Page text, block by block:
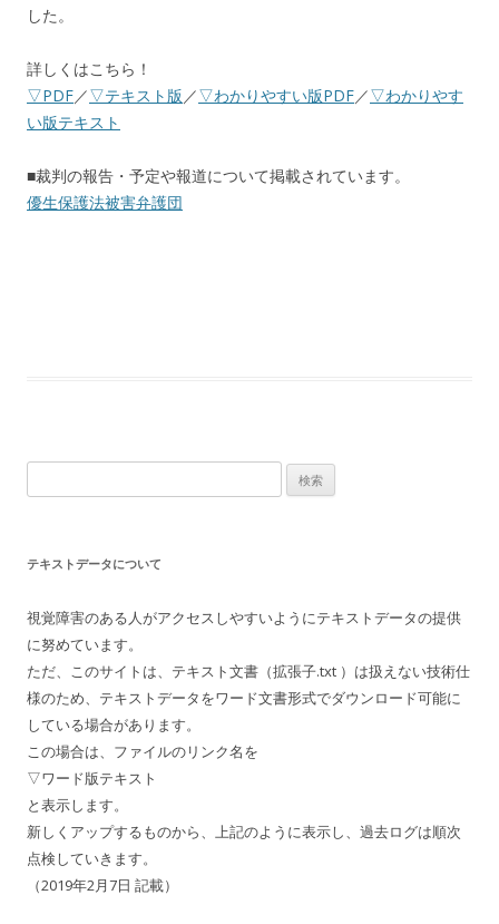
した。
詳しくはこちら！
▽PDF／▽テキスト版／▽わかりやすい版PDF／▽わかりやす
い版テキスト
■裁判の報告・予定や報道について掲載されています。
優生保護法被害弁護団
索:
テキストデータについて
視覚障害のある人がアクセスしやすいようにテキストデータの提供
に努めています。
ただ、このサイトは、テキスト文書（拡張子.txt ）は扱えない技術仕
様のため、テキストデータをワード文書形式でダウンロード可能に
している場合があります。
この場合は、ファイルのリンク名を
▽ワード版テキスト
と表示します。
新しくアップするものから、上記のように表示し、過去ログは順次
点検していきます。
（2019年2月7日 記載）